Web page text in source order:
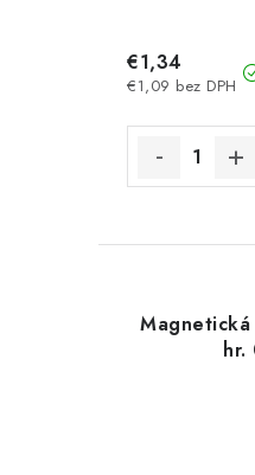
€1,09 bez DPH
€1,34
hr.